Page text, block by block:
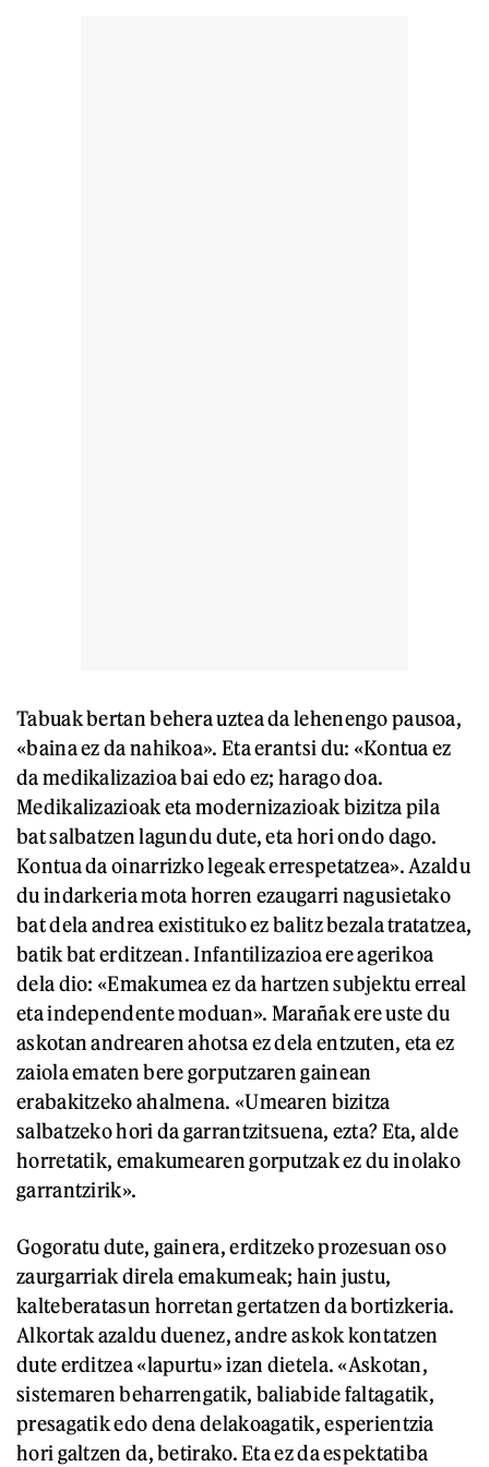
Tabuak bertan behera uztea da lehenengo pausoa,
«baina ez da nahikoa». Eta erantsi du: «Kontua ez
da medikalizazioa bai edo ez; harago doa.
Medikalizazioak eta modernizazioak bizitza pila
bat salbatzen lagundu dute, eta hori ondo dago.
Kontua da oinarrizko legeak errespetatzea». Azaldu
du indarkeria mota horren ezaugarri nagusietako
bat dela andrea existituko ez balitz bezala tratatzea,
batik bat erditzean. Infantilizazioa ere agerikoa
dela dio: «Emakumea ez da hartzen subjektu erreal
eta independente moduan». Marañak ere uste du
askotan andrearen ahotsa ez dela entzuten, eta ez
zaiola ematen bere gorputzaren gainean
erabakitzeko ahalmena. «Umearen bizitza
salbatzeko hori da garrantzitsuena, ezta? Eta, alde
horretatik, emakumearen gorputzak ez du inolako
garrantzirik».
Gogoratu dute, gainera, erditzeko prozesuan oso
zaurgarriak direla emakumeak; hain justu,
kalteberatasun horretan gertatzen da bortizkeria.
Alkortak azaldu duenez, andre askok kontatzen
dute erditzea «lapurtu» izan dietela. «Askotan,
sistemaren beharrengatik, baliabide faltagatik,
presagatik edo dena delakoagatik, esperientzia
hori galtzen da, betirako. Eta ez da espektatiba